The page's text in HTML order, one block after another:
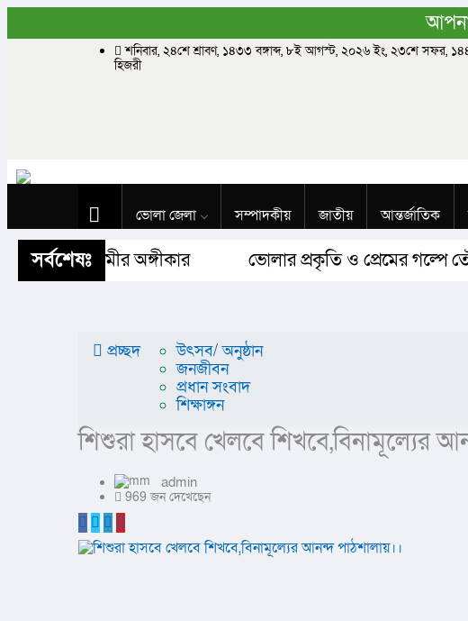
শনিবার, ২৪শে শ্রাবণ, ১৪৩৩ বঙ্গাব্দ, ৮ই আগস্ট, ২০২৬ ইং, ২৩শে সফর,
হিজরী
ভোলা জেলা সম্পাদকীয় জাতীয় আন্তর্জাতিক
বিজ্ঞান ও প্রযুক্তি
সর্বশেষঃ
ও আগামীর অঙ্গীকার​ ভোলার প্রকৃতি ও প্রেমের গল্পে
প্রচ্ছদ
উৎসব/ অনুষ্ঠান
জনজীবন
প্রধান সংবাদ
শিক্ষাঙ্গন
শিশুরা হাসবে খেলবে শিখবে,বিনামূল্যের
admin
969 জন দেখেছেন